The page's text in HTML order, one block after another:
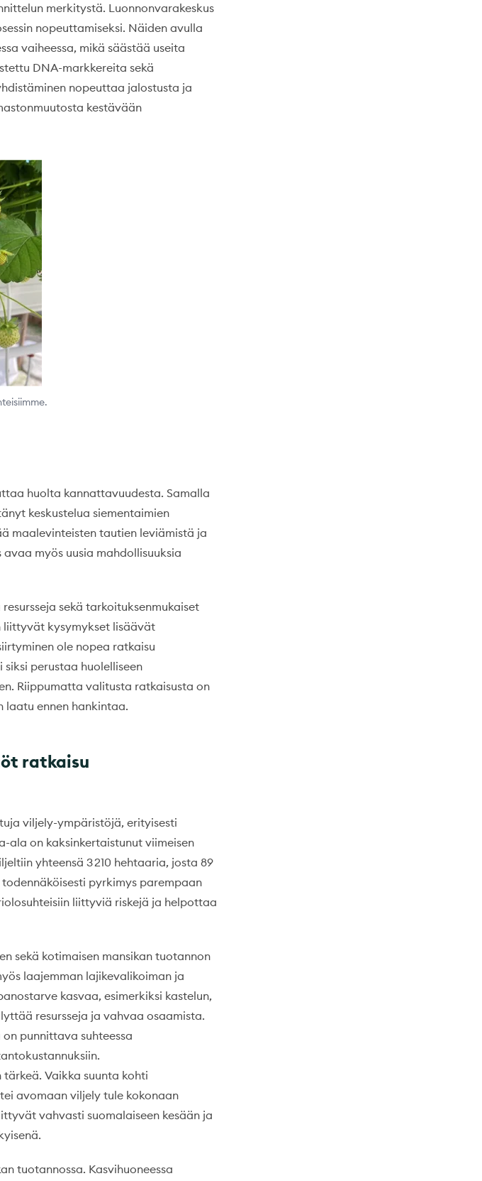
merkitystä. Luonnonvarakeskus
nopeuttamiseksi. Näiden avulla
vaiheessa, mikä säästää useita
DNA-markkereita sekä
nopeuttaa jalostusta ja
kestävään
huolta kannattavuudesta. Samalla
keskustelua siementaimien
maalevinteisten tautien leviämistä ja
myös uusia mahdollisuuksia
sekä tarkoituksenmukaiset
liittyvät kysymykset lisäävät
ole nopea ratkaisu
perustaa huolelliseen
Riippumatta valitusta ratkaisusta on
ennen hankintaa.
ratkaisu
viljely-ympäristöjä, erityisesti
ala on kaksinkertaistunut viimeisen
yhteensä 3 210 hehtaaria, josta 89
pyrkimys parempaan
liittyviä riskejä ja helpottaa
sekä kotimaisen mansikan tuotannon
laajemman lajikevalikoiman ja
kasvaa, esimerkiksi kastelun,
resursseja ja vahvaa osaamista.
punnittava suhteessa
Vaikka suunta kohti
avomaan viljely tule kokonaan
vahvasti suomalaiseen kesään ja
tuotannossa. Kasvihuoneessa